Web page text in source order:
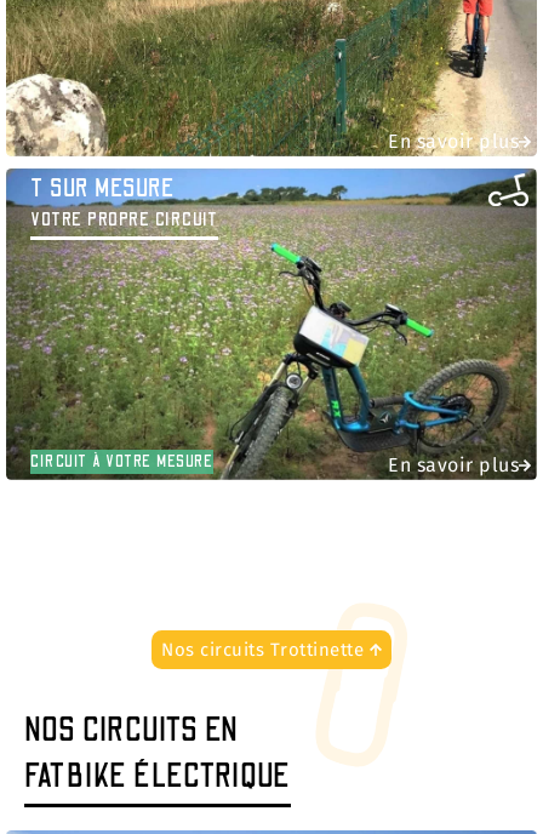
En savoir plus
T SUR MESURE
VOTRE PROPRE CIRCUIT
CIRCUIT À VOTRE MESURE En savoir plus
Nos circuits Trottinette
NOS CIRCUITS EN
FATBIKE ÉLECTRIQUE